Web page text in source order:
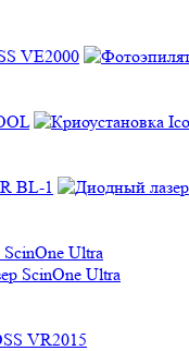
VE2000
BL-1
Ultra
VR2015